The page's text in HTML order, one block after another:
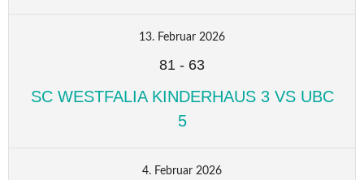
13. Februar 2026
81 - 63
SC WESTFALIA KINDERHAUS 3 VS UBC
5
4. Februar 2026